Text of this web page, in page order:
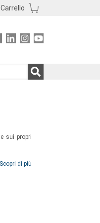
Carrello
sui propri
del lutto,
Scopri di più